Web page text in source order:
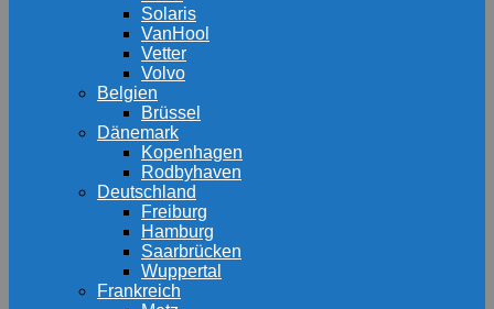
Solaris
VanHool
Vetter
Volvo
Belgien
Brüssel
Dänemark
Kopenhagen
Rodbyhaven
Deutschland
Freiburg
Hamburg
Saarbrücken
Wuppertal
Frankreich